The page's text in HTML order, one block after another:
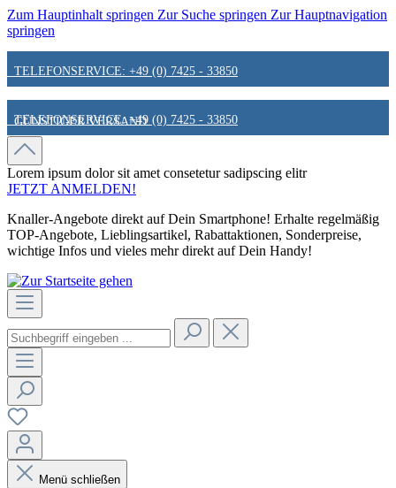
Zum Hauptinhalt springen Zur Suche springen Zur Hauptnavigation
springen
TELEFONSERVICE: +49 (0) 7425 - 33850
GÜNSTIGER VERSAND
FAIR & KUNDENORIENTIERT
HINWEIS ZU STATIONÄREN PREISEN
TELEFONSERVICE: +49 (0) 7425 - 33850
GÜNSTIGER VERSAND
FAIR & KUNDENORIENTIERT
HINWEIS ZU STATIONÄREN PREISEN
Lorem ipsum dolor sit amet consetetur sadipscing elitr
JETZT ANMELDEN!
Knaller-Angebote direkt auf Dein Smartphone! Erhalte regelmäßig
TOP-Angebote, Lieblingsartikel, Rabattaktionen, Sonderpreise,
wichtige Infos und vieles mehr direkt auf Dein Handy!
Menü schließen